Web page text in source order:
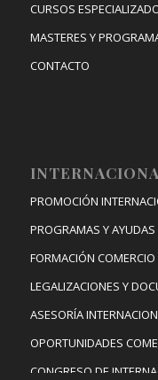
CURSOS
MASTERES Y
CONTACTO
PROMOCIÓN
PROGRAMAS Y AYUDAS
FORMACIÓN COMERCIO
LEGALIZACIONES Y
ASESORÍA
OPORTUNIDADES
CONGRESO DE